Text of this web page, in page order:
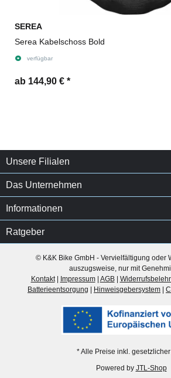
SEREA
Serea Kabelschoss Bold
verfügbar
ab 144,90 € *
Unsere Filialen
Das Unternehmen
Informationen
Ratgeber
© K&K Bike GmbH - Vervielfältigung oder
auszugsweise, nur mit
Kontakt| Impressum| AGB|
Batterieentsorgung | Hinweisgebersystem |
* Alle Preise inkl. gesetzlicher
Powered by JTL-Shop